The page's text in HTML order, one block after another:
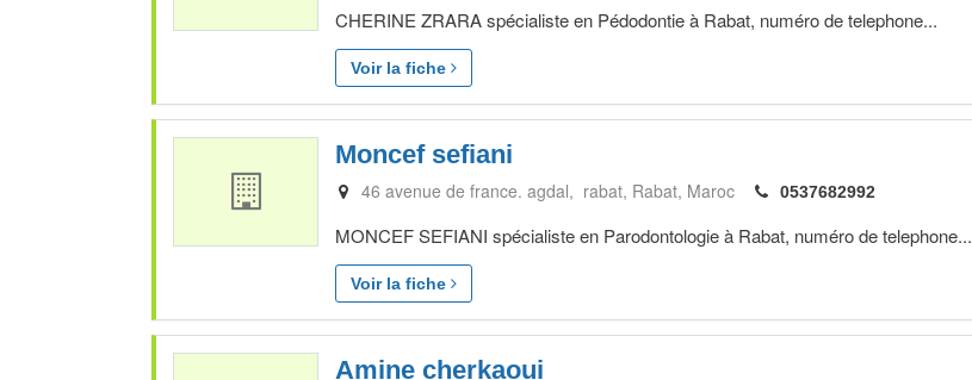
CHERINE ZRARA spécialiste en Pédodontie à Rabat, numéro de telephone...
Voir la fiche
Moncef sefiani
46 avenue de france. agdal, rabat Rabat Maroc 0537682992
MONCEF SEFIANI spécialiste en Parodontologie à Rabat, numéro de telephone...
Voir la fiche
Amine cherkaoui